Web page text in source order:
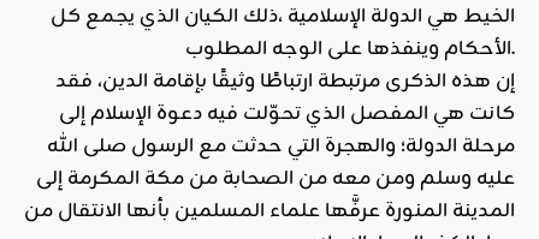
الخيط هي الدولة الإسلامية ،ذلك الكيان الذي يجمع كل
الأحكام وينفذها على الوجه المطلوب.
إن هذه الذكرى مرتبطة ارتباطًا وثيقًا بإقامة الدين، فقد
كانت هي المفصل الذي تحوّلت فيه دعوة الإسلام إلى
مرحلة الدولة؛ والهجرة التي حدثت مع الرسول صلى الله
عليه وسلم ومن معه من الصحابة من مكة المكرمة إلى
المدينة المنورة عرفَّها علماء المسلمين بأنها الانتقال من